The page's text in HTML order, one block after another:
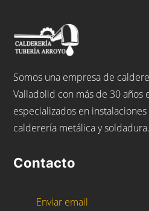
Somos una empresa de
Valladolid con más de 30 años
especializados en
calderería metálica y soldadura.
Contacto
Enviar email